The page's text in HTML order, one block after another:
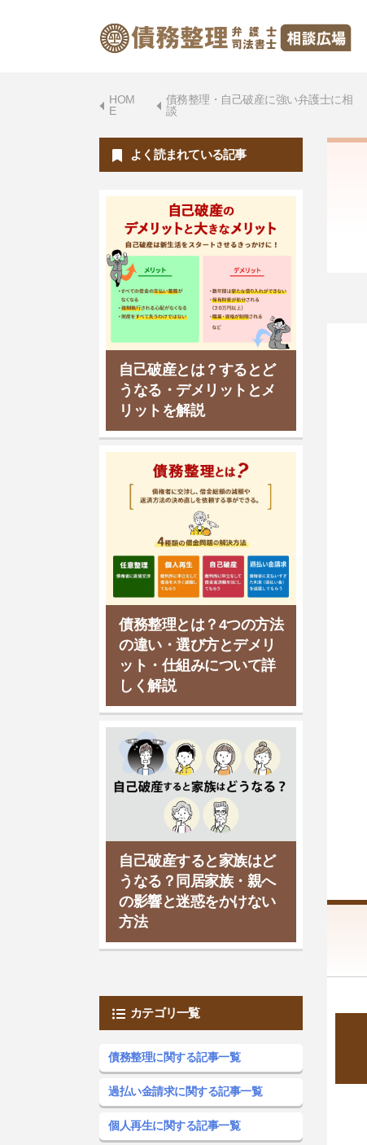
HOM
E
債務整理・自己破産に強い弁護士に相
談
ンス 大宮事務所
さいたま市
弁護士法人キャストグロー
バル 越谷レイクタウン支店
対応エリア
所在地 越谷市
よく読まれている記事
自己破産とは？するとど
うなる・デメリットとメ
リットを解説
債務整理とは？4つの方法
の違い・選び方とデメリ
ット・仕組みについて詳
しく解説
自己破産すると家族はど
うなる？同居家族・親へ
の影響と迷惑をかけない
方法
カテゴリ一覧
債務整理に関する記事一覧
過払い金請求に関する記事一覧
個人再生に関する記事一覧